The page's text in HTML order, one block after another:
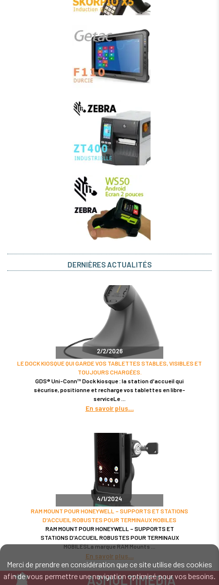
Merci de prendre en considération que ce site utilise des cookies
afin de vous permettre une navigation optimisé pour vos besoins.
DERNIÈRES ACTUALITÉS
2/2/2026
LE DOCK KIOSQUE QUI GARDE VOS TABLETTES STABLES, VISIBLES ET
TOUJOURS CHARGÉES.
GDS® Uni-Conn™ Dock kiosque : la station d'accueil qui
sécurise, positionne et recharge vos tablettes en libre-
serviceLe
En savoir plus
4/1/2024
RAM MOUNT POUR HONEYWELL – SUPPORTS ET STATIONS
D'ACCUEIL ROBUSTES POUR TERMINAUX MOBILES
RAM MOUNT POUR HONEYWELL – SUPPORTS ET
STATIONS D'ACCUEIL ROBUSTES POUR TERMINAUX
MOBILESLa marque RAM Mounts
En savoir plus
A3MULTIMEDIA